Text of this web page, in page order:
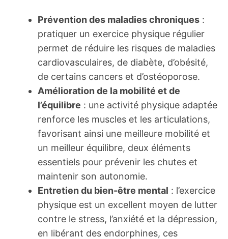
Prévention des maladies chroniques :
pratiquer un exercice physique régulier
permet de réduire les risques de maladies
cardiovasculaires, de diabète, d’obésité,
de certains cancers et d’ostéoporose.
Amélioration de la mobilité et de
l’équilibre : une activité physique adaptée
renforce les muscles et les articulations,
favorisant ainsi une meilleure mobilité et
un meilleur équilibre, deux éléments
essentiels pour prévenir les chutes et
maintenir son autonomie.
Entretien du bien-être mental : l’exercice
physique est un excellent moyen de lutter
contre le stress, l’anxiété et la dépression,
en libérant des endorphines, ces